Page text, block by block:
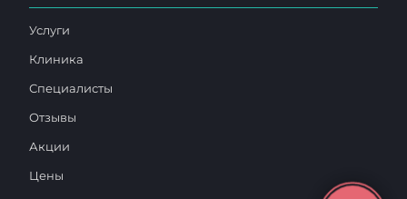
Услуги
Клиника
Специалисты
Отзывы
Акции
Цены